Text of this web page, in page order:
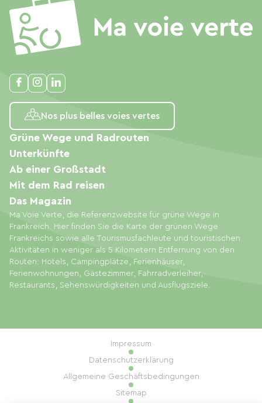
Nos plus belles voies vertes
Ma Voie Verte, die Referenzwebsite für grüne Wege in
Frankreich. Hier finden Sie die Karte der grünen Wege
Frankreichs sowie alle Tourismusfachleute und touristischen
Aktivitäten in weniger als 5 Kilometern Entfernung von den
Routen: Hotels, Campingplätze, Ferienhäuser,
Ferienwohnungen, Gästezimmer, Fahrradverleiher,
Restaurants, Sehenswürdigkeiten und Ausflugsziele.
Grüne Wege und Radrouten
Unterkünfte
Ab einer Großstadt
Mit dem Rad reisen
Das Magazin
Impressum
Datenschutzerklärung
Allgemeine Geschäftsbedingungen
Sitemap